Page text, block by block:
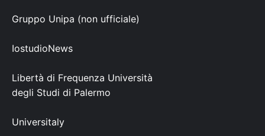
Gruppo Unipa (non ufficiale)
IostudioNews
Libertà di Frequenza Università
degli Studi di Palermo
Universitaly